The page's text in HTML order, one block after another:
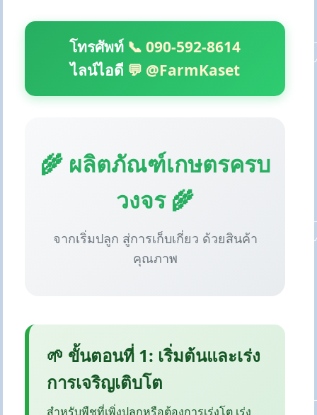
โทรศัพท์ 📞 090-592-8614
ไลน์ไอดี 💬 @FarmKaset
🌾 ผลิตภัณฑ์เกษตรครบ
วงจร 🌾
จากเริ่มปลูก สู่การเก็บเกี่ยว ด้วยสินค้า
คุณภาพ
🌱 ขั้นตอนที่ 1: เริ่มต้นและเร่ง
การเจริญเติบโต
สำหรับพืชที่เพิ่งปลูกหรือต้องการเร่งโต เร่ง